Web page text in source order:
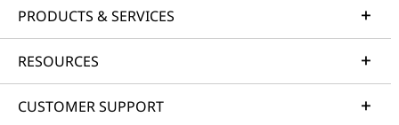
PRODUCTS & SERVICES
RESOURCES
CUSTOMER SUPPORT